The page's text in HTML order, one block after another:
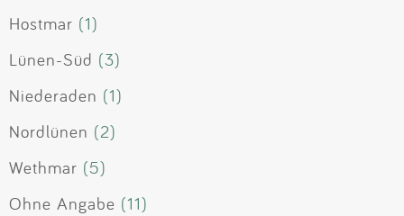
Hostmar (1)
Lünen-Süd (3)
Niederaden (1)
Nordlünen (2)
Wethmar (5)
Ohne Angabe (11)